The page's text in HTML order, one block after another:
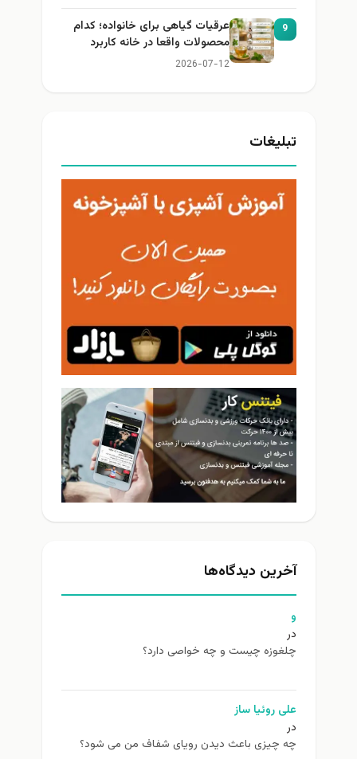
9
عرقیات گیاهی برای خانواده؛ کدام
محصولات واقعا در خانه کاربرد
دارند؟
2026-07-12
تبلیغات
آخرین دیدگاه‌ها
و
در
چلغوزه چیست و چه خواصی دارد؟
علی روئیا ساز
در
چه چیزی باعث دیدن رویای شفاف من می شود؟